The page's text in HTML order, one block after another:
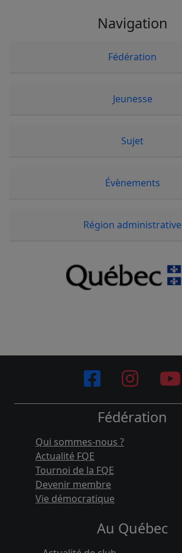
Navigation
Fédération
Jeunesse
Sujet
Évènements
Région administrative
Fédération
Qui sommes-nous ?
Actualité FQE
Tournoi de la FQE
Devenir membre
Vie démocratique
Au Québec